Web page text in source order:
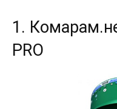
1.
PRO